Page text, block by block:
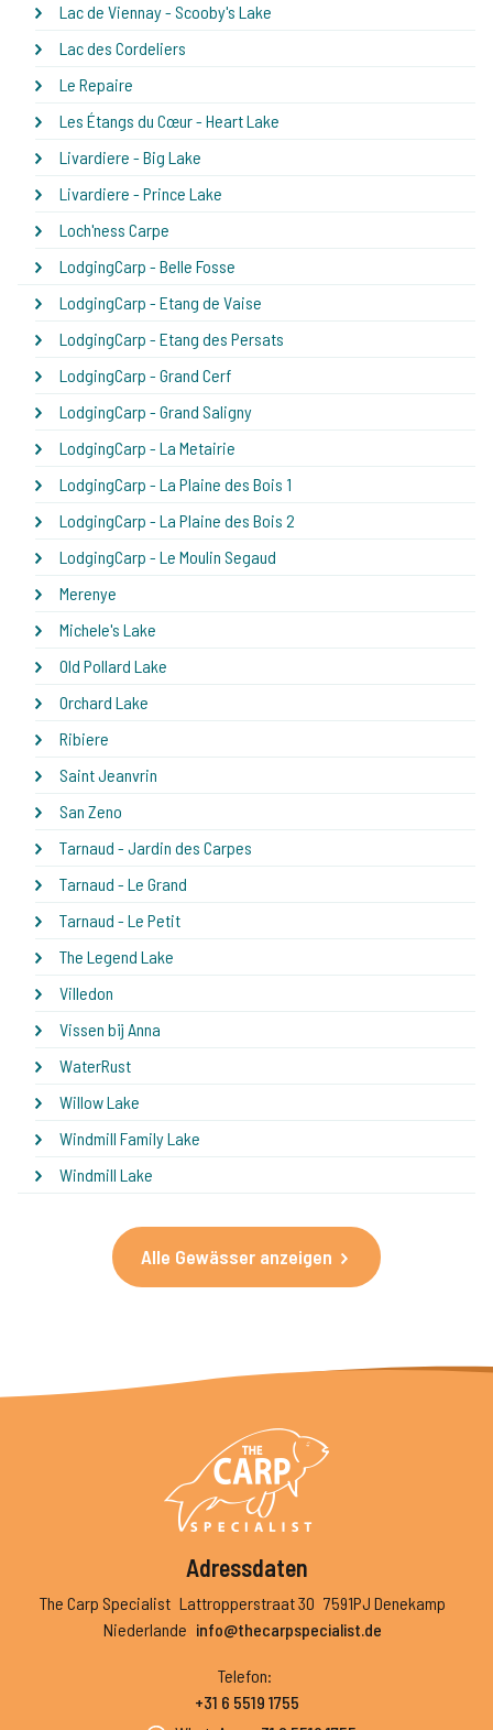
Lac de Viennay - Scooby's Lake
Lac des Cordeliers
Le Repaire
Les Étangs du Cœur - Heart Lake
Livardiere - Big Lake
Livardiere - Prince Lake
Loch'ness Carpe
LodgingCarp - Belle Fosse
LodgingCarp - Etang de Vaise
LodgingCarp - Etang des Persats
LodgingCarp - Grand Cerf
LodgingCarp - Grand Saligny
LodgingCarp - La Metairie
LodgingCarp - La Plaine des Bois 1
LodgingCarp - La Plaine des Bois 2
LodgingCarp - Le Moulin Segaud
Merenye
Michele's Lake
Old Pollard Lake
Orchard Lake
Ribiere
Saint Jeanvrin
San Zeno
Tarnaud - Jardin des Carpes
Tarnaud - Le Grand
Tarnaud - Le Petit
The Legend Lake
Villedon
Vissen bij Anna
WaterRust
Willow Lake
Windmill Family Lake
Windmill Lake
Alle Gewässer anzeigen
Adressdaten
The Carp Specialist Lattropperstraat 30 7591PJ Denekamp
Niederlande info@thecarpspecialist.de
Telefon:
+31 6 5519 1755